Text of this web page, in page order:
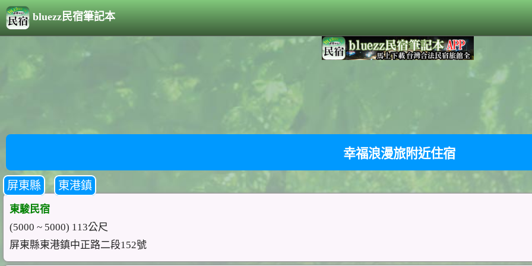
bluezz民宿筆記本
幸福浪漫旅附近住宿
屏東縣 東港鎮
東駿民宿
(5000 ~ 5000) 113公尺
屏東縣東港鎮中正路二段152號